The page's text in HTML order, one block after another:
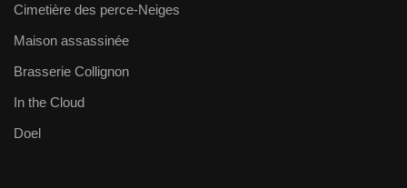
Cimetière des perce-Neiges
Maison assassinée
Brasserie Collignon
In the Cloud
Doel